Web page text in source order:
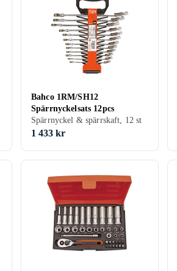
Bahco 1RM/SH12
Spärrnyckelsats 12pcs
Spärrnyckel & spärrskaft, 12 st
1 433 kr